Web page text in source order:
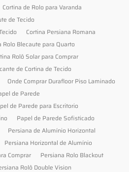
Cortina de Rolo para Varanda
de Tecido
Cortina Persiana Romana
Rolo Blecaute para Quarto
Rolô Solar para Comprar
de Cortina de Tecido
Onde Comprar Durafloor Piso Laminado
de Parede
de Parede para Escritorio
Papel de Parede Sofisticado
Persiana de Alumínio Horizontal
Persiana Horizontal de Alumínio
Comprar
Persiana Rolo Blackout
Rolô Double Vision